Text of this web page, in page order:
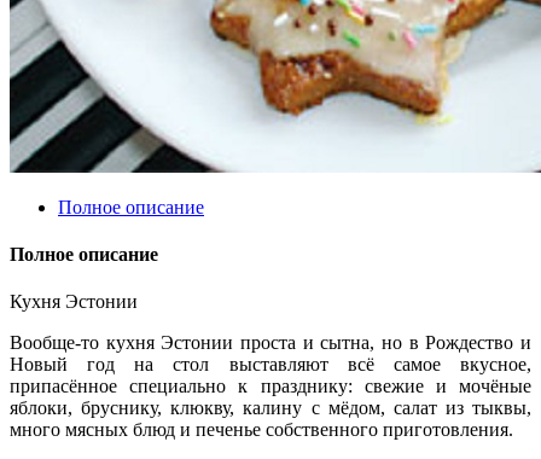
Полное описание
Полное описание
Кухня Эстонии
Вообще-то кухня Эстонии проста и сытна, но в Рождество и
Новый год на стол выставляют всё самое вкусное,
припасённое специально к празднику: свежие и мочёные
яблоки, бруснику, клюкву, калину с мёдом, салат из тыквы,
много мясных блюд и печенье собственного приготовления.